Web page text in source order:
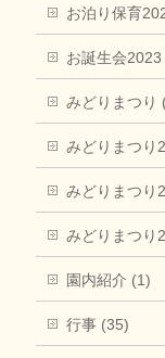
お泊り保育
お誕生会2023
みどりまつり
みどりまつり
みどりまつり
みどりまつり
園内紹介 (1)
行事 (35)